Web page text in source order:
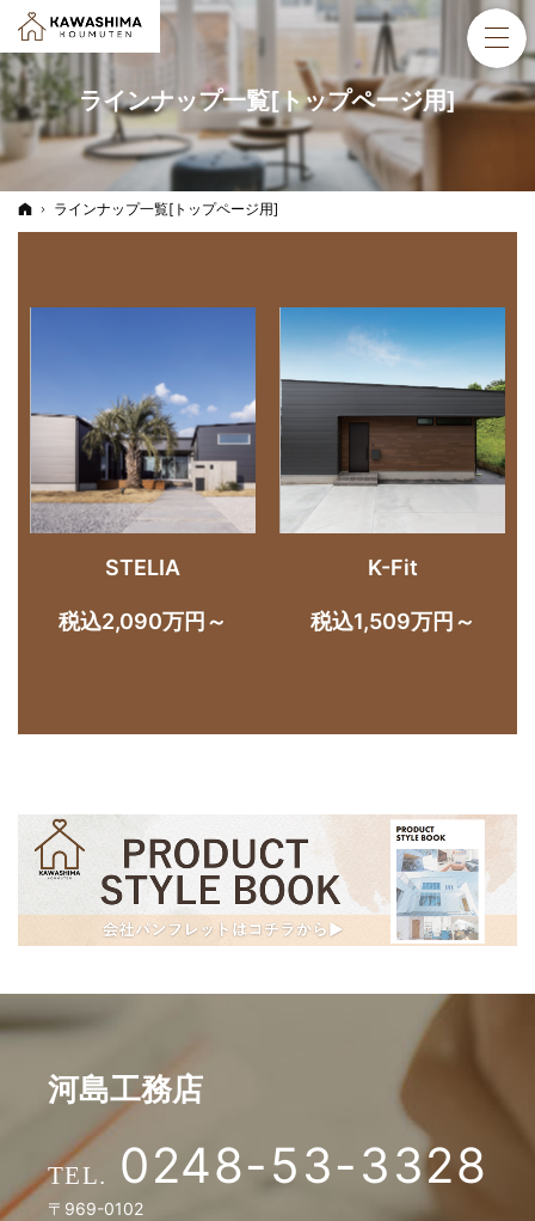
ラインナップ一覧[トップページ用]
ホーム
ラインナップ一覧[トップページ用]
STELIA
税込2,090万円～
K-Fit
税込1,509万円～
河島工務店
0248-53-3328
〒969-0102